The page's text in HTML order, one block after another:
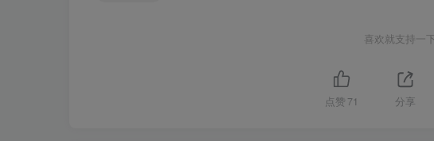
喜欢就支持一
点赞 71 分享